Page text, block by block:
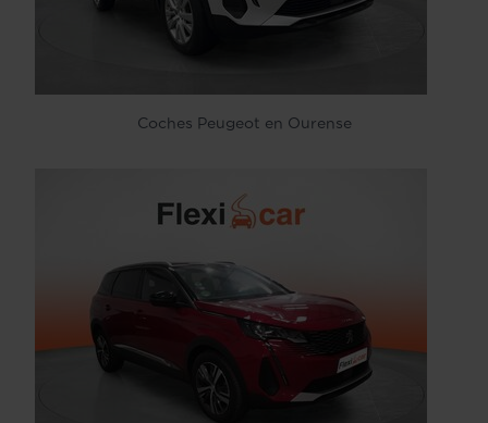
Coches Peugeot en Ourense